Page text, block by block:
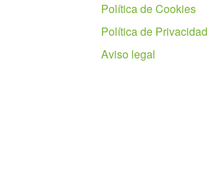
Política de Cookies
Política de Privacidad
Aviso legal